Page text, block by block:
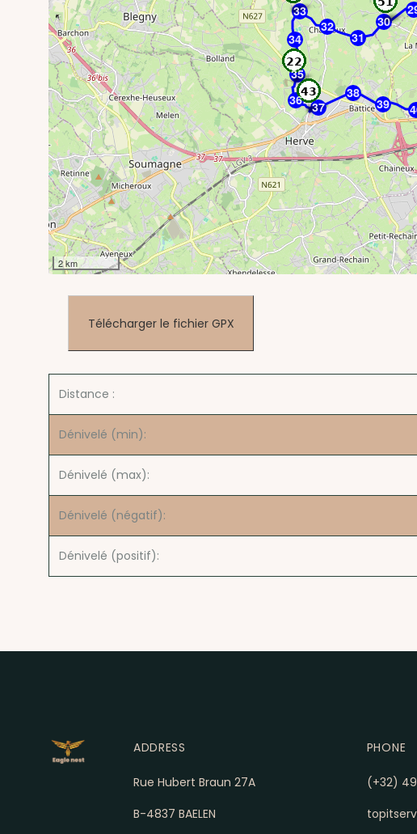
30
31
32
33
34
35
36 37
38
39
2 km
Télécharger le fichier GPX
Distance :
Dénivelé (min):
Dénivelé (max):
Dénivelé (négatif):
Dénivelé (positif):
ADDRESS
Rue Hubert Braun 27A
B-4837 BAELEN
PHONE
(+32)